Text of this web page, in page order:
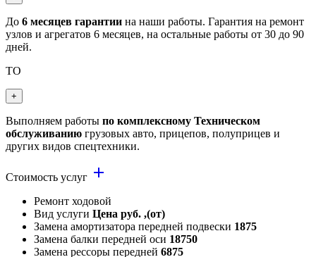
До 6 месяцев гарантии на наши работы. Гарантия на ремонт
узлов и агрегатов 6 месяцев, на остальные работы от 30 до 90
дней.
ТО
+
Выполняем работы по комплексному Техническом
обслуживанию грузовых авто, прицепов, полуприцев и
других видов спецтехники.
Стоимость услуг add
Ремонт ходовой
Вид услуги Цена руб. ,(от)
Замена амортизатора передней подвески 1875
Замена балки передней оси 18750
Замена рессоры передней 6875